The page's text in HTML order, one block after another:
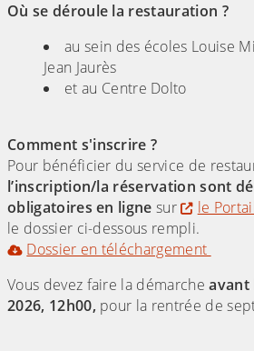
Où se déroule la restauration ?
au sein des écoles Louise
Jean Jaurès
et au Centre Dolto
Comment s'inscrire ?
Pour bénéficier du service de
l’inscription/la réservation sont
obligatoires en ligne sur le
le dossier ci-dessous rempli.
Dossier en téléchargement
Vous devez faire la démarcheavant
2026, 12h00, pour la rentrée de